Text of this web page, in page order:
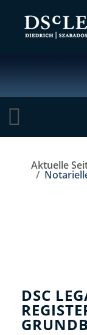
Aktuelle
DSC